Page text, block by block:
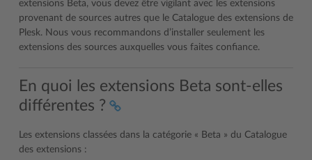
extensions Beta, vous devez être vigilant avec les extensions
provenant de sources autres que le Catalogue des extensions de
Plesk. Nous vous recommandons d’installer seulement les
extensions des sources auxquelles vous faites confiance.
En quoi les extensions Beta sont-elles
différentes ?
Les extensions classées dans la catégorie « Beta » du Catalogue
des extensions :